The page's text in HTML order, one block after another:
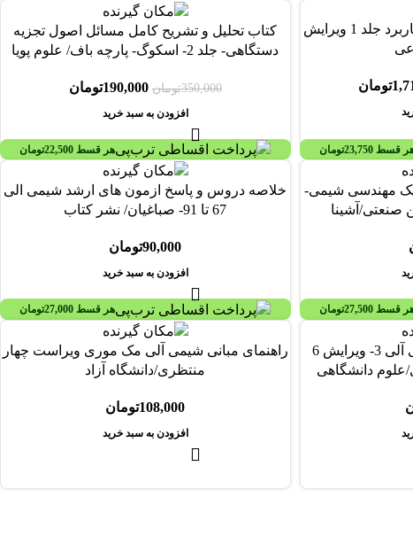
کتاب انتقال حرارت: اصول و کاربرد جلد 1 ویرایش
تومان
کتاب تحلیل و تشریح کامل مسائل اصول تجزیه
دستگاهی- جلد 2- اسکوگ- پارچه باف/ علوم پویا
350,000تومان 190,000تومان
افزودن به سبد خرید
قسط23,750تومان
مهندسی شیمی-
آشینا
هر قسط 22,500تومان
خلاصه دروس و پاسخ ازمون های ارشد شیمی الی
67 تا 91- صباغیان/ نشر کتاب
90,000تومان
افزودن به سبد خرید
قسط27,500تومان
کتاب دست دو راهنمای شيمی آلی 3- ويرایش 6
علوم دانشگاهی
هر قسط 27,000تومان
راهنمای مبانی شیمی آلی مک موری ویراست چهار
منتظری/دانشگاه آزاد
108,000تومان
افزودن به سبد خرید